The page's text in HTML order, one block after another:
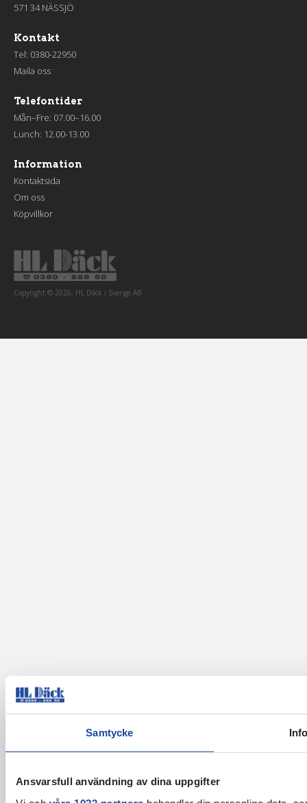
Samtycke
Ansvarsfull användning av dina uppgifter
571 34 NÄSSJÖ
Kontakt
Tel: 0380-22950
Maila oss
Telefontider
Mån–Fre: 07.00–16.00
Lunch: 12.00-13.00
Information
Kontaktsida
Om oss
Köpvillkor
Copyright © 2026, HL Däck i Sverige AB